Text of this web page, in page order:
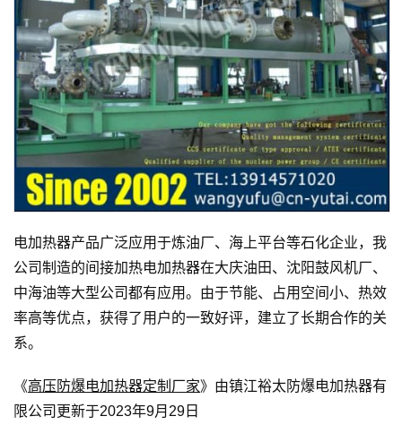
电加热器产品广泛应用于炼油厂、海上平台等石化企业，我
公司制造的间接加热电加热器在大庆油田、沈阳鼓风机厂、
中海油等大型公司都有应用。由于节能、占用空间小、热效
率高等优点，获得了用户的一致好评，建立了长期合作的关
系。
《高压防爆电加热器定制厂家》由镇江裕太防爆电加热器有
限公司更新于2023年9月29日